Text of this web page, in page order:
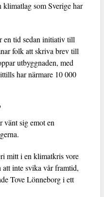
som Sverige har
en tid sedan initiativ till
folk att skriva brev till
utbyggnaden, med
har närmare 10 000
vänt sig emot en
mitt i en klimatkris vore
inte svika vår framtid,
Tove Lönneborg i ett